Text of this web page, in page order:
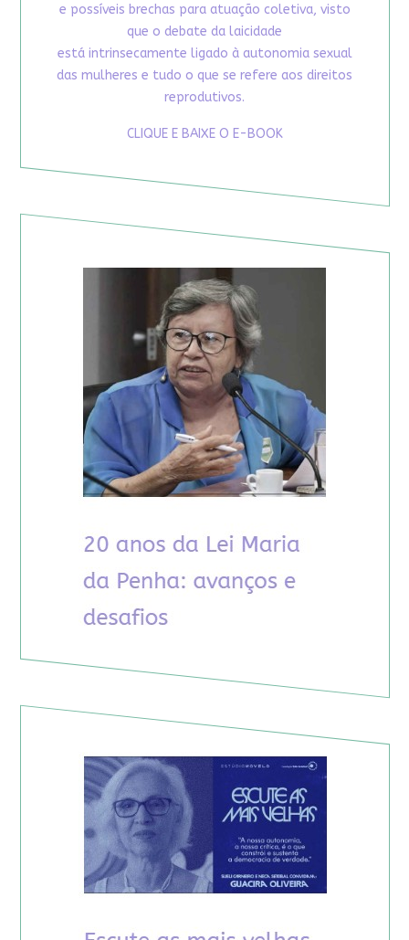
e possíveis brechas para atuação coletiva, visto
que o debate da laicidade
está intrinsecamente ligado à autonomia sexual
das mulheres e tudo o que se refere aos direitos
reprodutivos.
CLIQUE E BAIXE O E-BOOK